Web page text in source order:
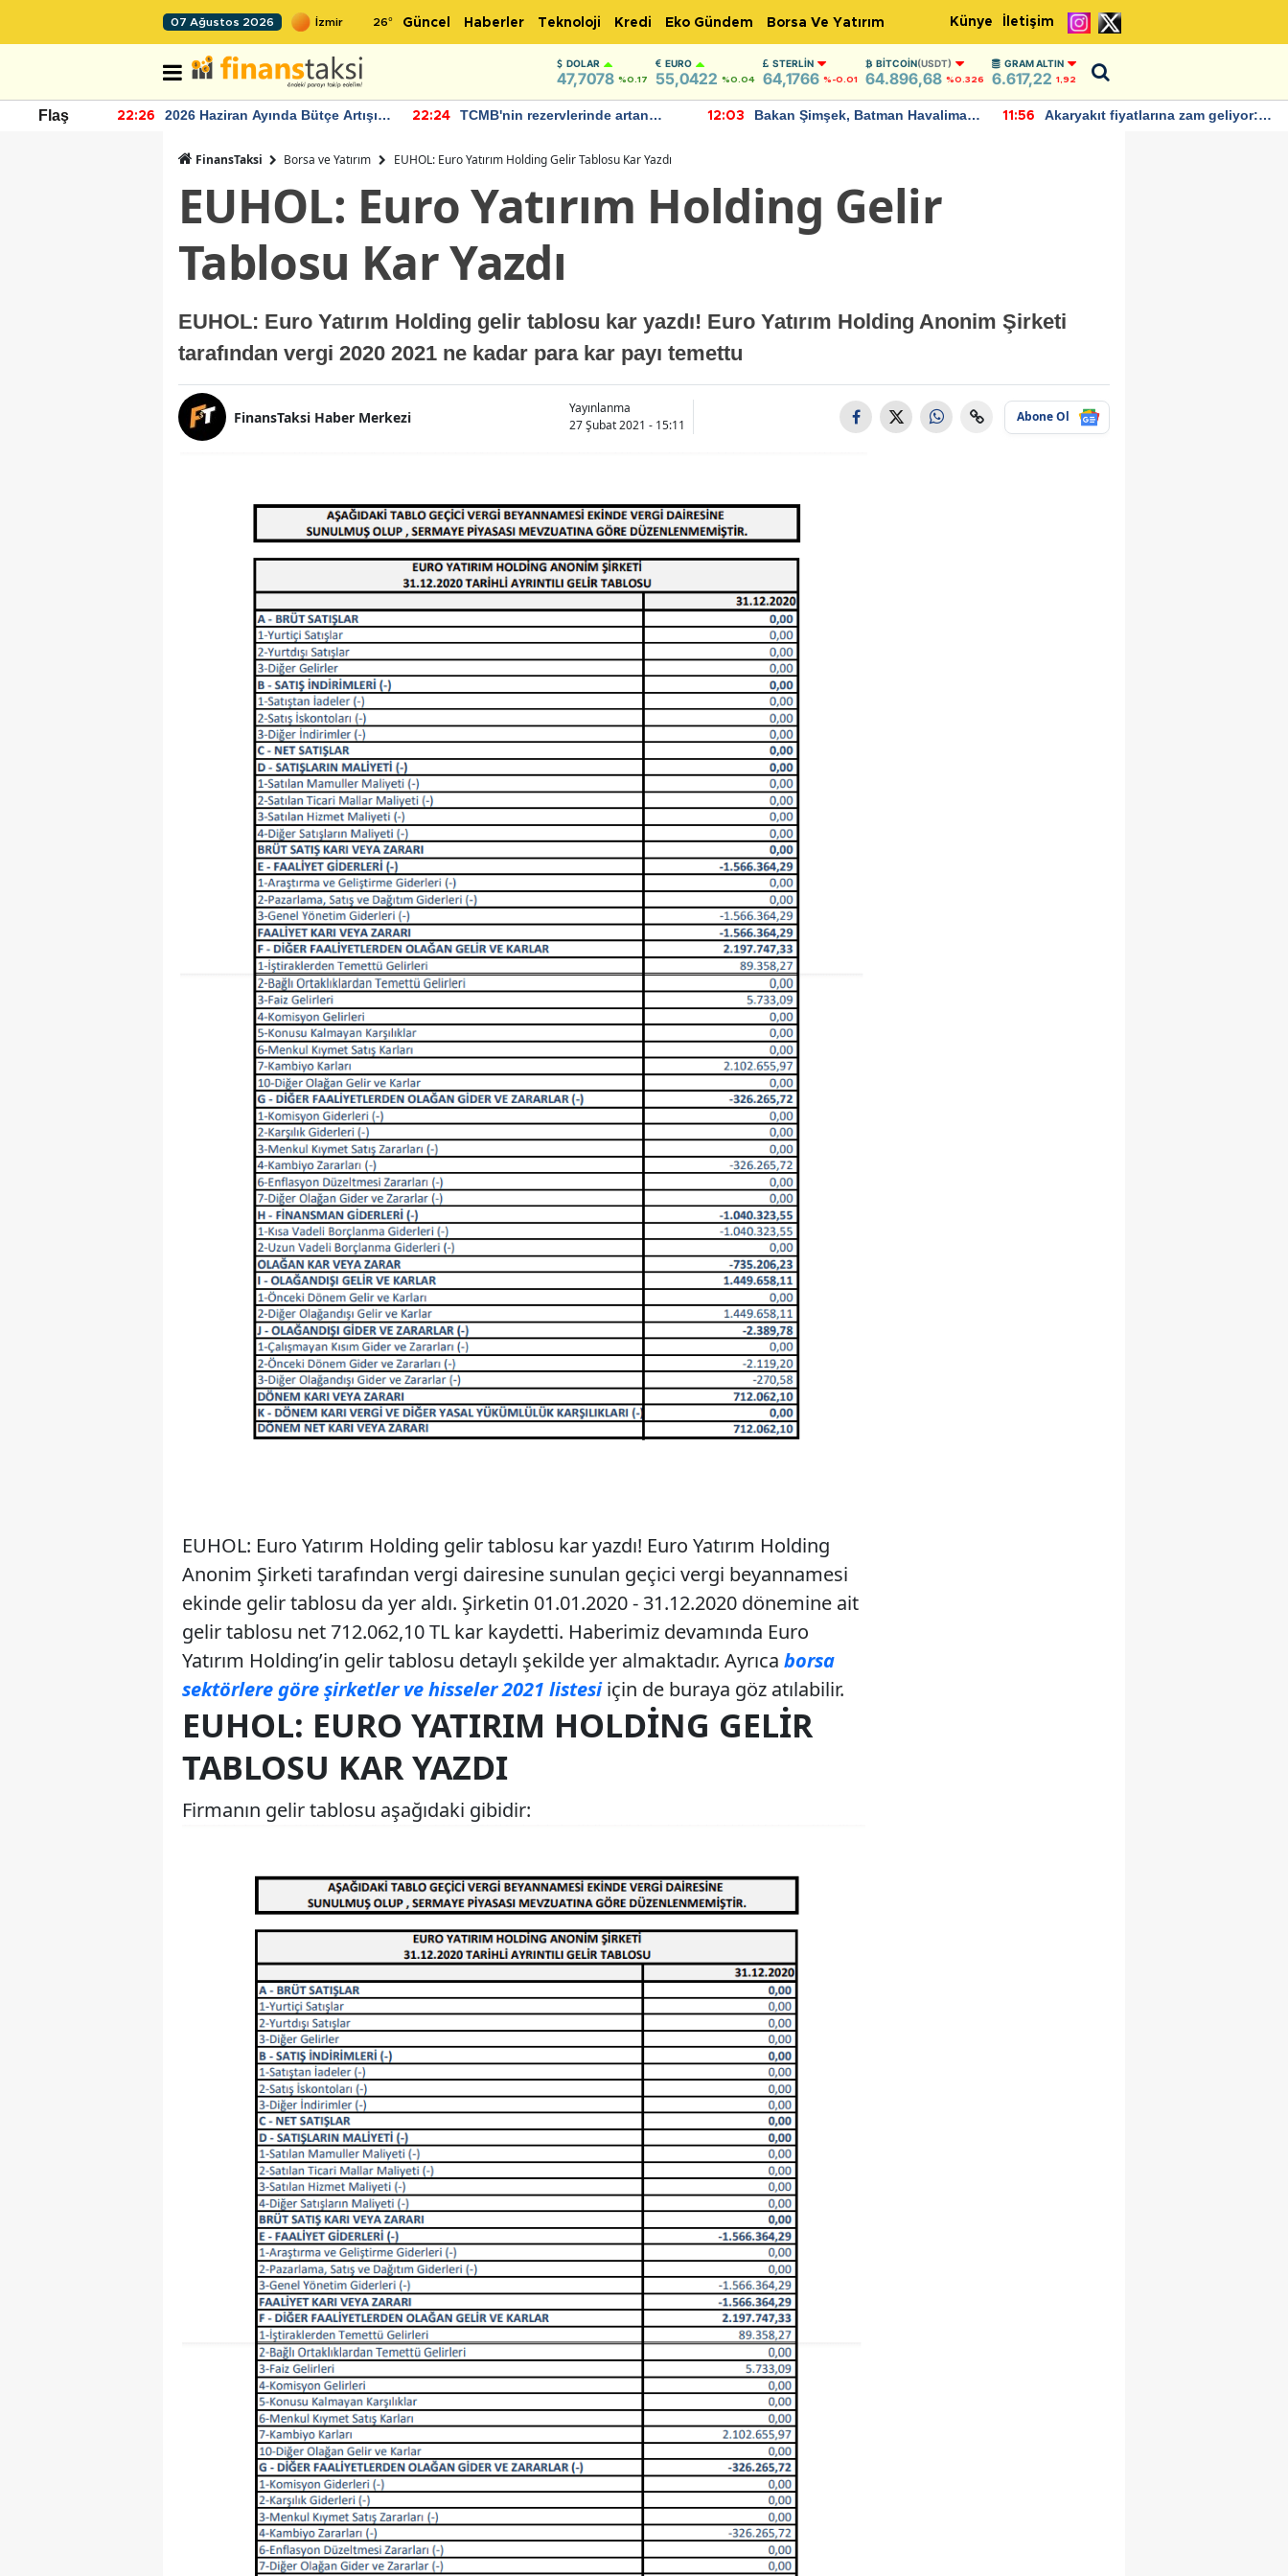
07 Ağustos 2026 26° Güncel Haberler Teknoloji Kredi Eko Gündem Borsa Ve Yatırım Künye İletişim
DOLAR
47,7078 %0.17
EURO
55,0422 %0.04
STERLIN
64,1766 %-0.01
BITCOIN(USDT)
64.896,68 %0.326
GRAM ALTIN
6.617,22 1,92
Flaş 22:26
2026 Haziran Ayında Bütçe Artışı
22:24
TCMB'nin rezervlerinde artan
12:03
Bakan Şimşek, Batman Havalimanı
11:56
Akaryakıt fiyatlarına zam geliyor:
FinansTaksi Borsa ve Yatırım EUHOL: Euro Yatırım Holding Gelir Tablosu Kar Yazdı
EUHOL: Euro Yatırım Holding Gelir
Tablosu Kar Yazdı
EUHOL: Euro Yatırım Holding gelir tablosu kar yazdı! Euro Yatırım Holding Anonim Şirketi
tarafından vergi 2020 2021 ne kadar para kar payı temettu
FinansTaksi Haber Merkezi
Yayınlanma
27 Şubat 2021 - 15:11
Abone Ol
EUHOL: Euro Yatırım Holding gelir tablosu kar yazdı! Euro Yatırım Holding
Anonim Şirketi tarafından vergi dairesine sunulan geçici vergi beyannamesi
ekinde gelir tablosu da yer aldı. Şirketin 01.01.2020 - 31.12.2020 dönemine ait
gelir tablosu net 712.062,10 TL kar kaydetti. Haberimiz devamında Euro
Yatırım Holding’in gelir tablosu detaylı şekilde yer almaktadır. Ayrıca borsa
sektörlere göre şirketler ve hisseler 2021 listesiiçin de buraya göz atılabilir.
EUHOL: EURO YATIRIM HOLDING GELIR
TABLOSU KAR YAZDI
Firmanın gelir tablosu aşağıdaki gibidir: